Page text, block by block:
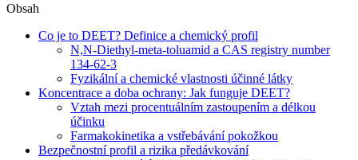
Obsah
Co je to DEET? Definice a chemický profil
N,N-Diethyl-meta-toluamid a CAS registry number
134-62-3
Fyzikální a chemické vlastnosti účinné látky
Koncentrace a doba ochrany: Jak funguje DEET?
Vztah mezi procentuálním zastoupením a délkou
účinku
Farmakokinetika a vstřebávání pokožkou
Bezpečnostní profil a rizika předávkování